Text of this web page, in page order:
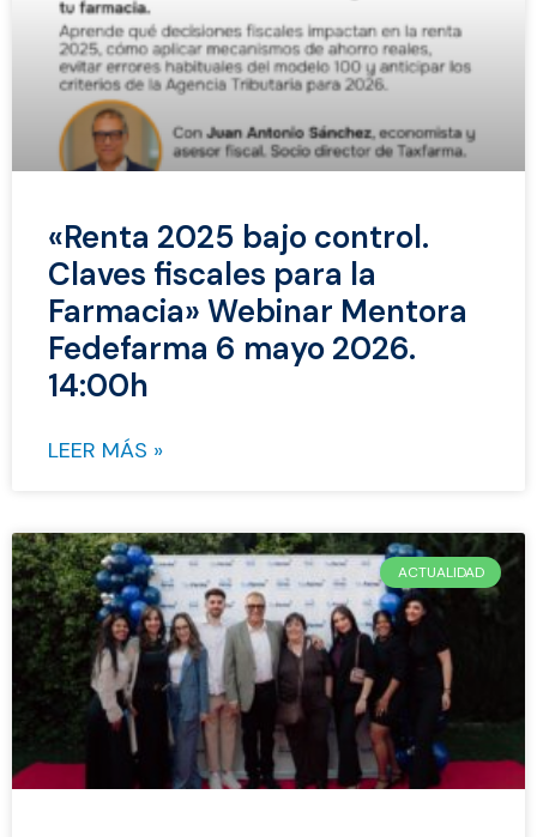
«Renta 2025 bajo control.
Claves fiscales para la
Farmacia» Webinar Mentora
Fedefarma 6 mayo 2026.
14:00h
LEER MÁS »
ACTUALIDAD